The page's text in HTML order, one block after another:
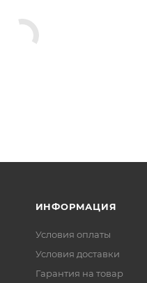
ИНФОРМАЦИЯ
Условия оплаты
Условия доставки
Гарантия на товар